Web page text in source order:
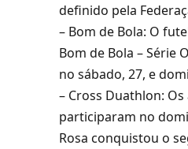
definido pela
– Bom de Bola: O
Bom de Bola – Série
no sábado, 27, e
– Cross Duathlon:
participaram no
Rosa conquistou o